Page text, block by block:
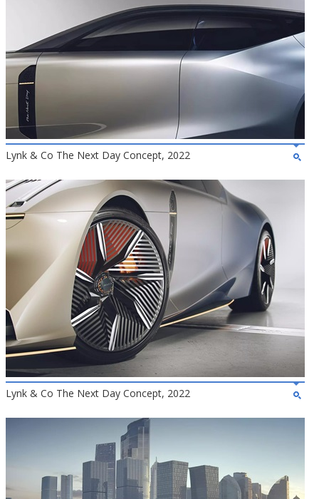
Lynk & Co The Next Day Concept, 2022
Lynk & Co The Next Day Concept, 2022